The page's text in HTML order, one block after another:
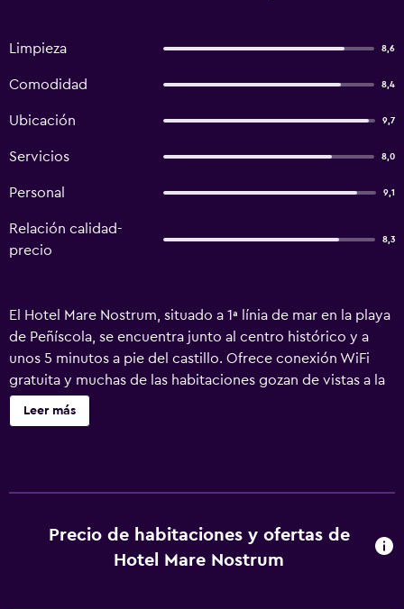
Limpieza 8,6
Comodidad 8,4
Ubicación 9,7
Servicios 8,0
Personal 9,1
Relación calidad-
precio
8,3
El Hotel Mare Nostrum, situado a 1ª línia de mar en la playa
de Peñíscola, se encuentra junto al centro histórico y a
unos 5 minutos a pie del castillo. Ofrece conexión WiFi
gratuita y muchas de las habitaciones gozan de vistas a la
playa y la costa. Las habitaciones cuentan con aire
acondicionado, calefacción, suelo de baldosa, TV y
vistas panorámicas a la bahía y la ciudad. El
establecimiento dispone de consigna de equipaje y
Leer más
Precio de habitaciones y ofertas de
Hotel Mare Nostrum